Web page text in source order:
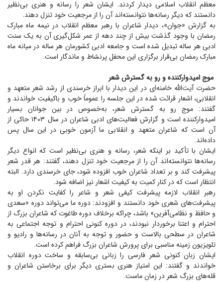
معظم انقلاب اسلامی دیدار کردند. ایشان شعر را رسانه و هنری بی‌نظیر
دانستند که دیگر رسانه‌ها نتوانسته‌اند آن را از مرجعیت خود تنزل دهند.
به گزارش «جوان»، دیدار شاعران با رهبر معظم انقلاب در نیمه ماه مبارک
رمضان با وجود گذشت بیش از چند دهه از عمر شکل‌گیری آن به یک سنت
ادبی هر ساله تبدیل شده است و جامعه ادبی کشورمان هر ساله در میانه ماه
مبارک رمضان بی‌قرار برگزاری این محفل پرنشاط و ماندگار است.
موج امیدوار‌کننده و رو به گسترش شعر
حضرت آیت‌الله خامنه‌ای در این دیدار با ابراز خرسندی از رشد شعر متعهد و
انقلابی، اشعار قرائت شده در این جلسه را عموماً خوب و باکیفیت خواندند و
گفتند: موج رو به گسترش شعر، به‌خصوص در بین جوانان بسیار
امیدوارکننده است و گزارش فعالیت‌های ادبی شاعران در سال ۱۴۰۳ حاکی از
آن است که شاعران متعهد و انقلابی ما آزمون خوبی در این سال پس
داده‌اند.
ایشان با تأکید بر اینکه شعر، رسانه و هنری بی‌نظیر است که انواع دیگر
رسانه‌ها نتوانسته‌اند آن را از مرجعیت خود تنزل دهند، گفتند: هر قدر شعر
پیشرفت کند و بر تعداد شاعران خوب افزوده شود، جای خرسندی دارد. البته
انتظار است که در کنار کمیت به کیفیت اشعار نیز اضافه شود.
رهبر انقلاب لازمه پیشرفت کیفی شعر و شاعر را کفایت نکردن او به
پیشرفت‌های شعری خود دانستند و افزودند: دوره ما می‌تواند دوره «سعدی
و حافظ و نظامی‌آفرین» باشد، چراکه برخلاف دوره طاغوت که شاعران بزرگ از
احترام و اعتنا برخوردار نبودند، در دوره کنونی احترام و توجه اجتماعی به
شاعران در سطحی بالاست و حضور و توجه به آنان در رسانه‌ها و رادیو و
تلویزیون زمینه مناسبی برای پرورش شاعران بزرگ فراهم کرده است.
ایشان زبان کنونی شعر فارسی را زبانی بی‌سابقه و ساخت دوره انقلاب
خواندند و گفتند: این امتیاز هنری بستری دیگر برای برخاستن شاعران و
قله‌های بزرگ شعر در زمان ماست.